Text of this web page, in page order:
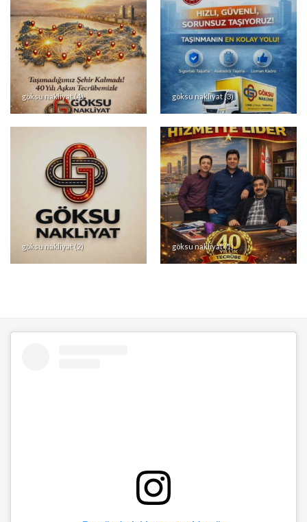
göksu nakliyat (6) göksu nakliyat (5)
göksu nakliyat (4) göksu nakliyat (3)